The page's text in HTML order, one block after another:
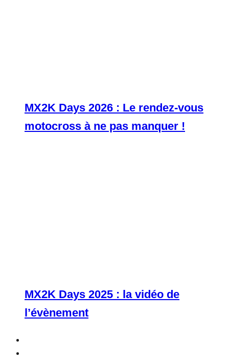
MX2K Days 2026 : Le rendez-vous
motocross à ne pas manquer !
MX2K Days 2025 : la vidéo de
l’évènement